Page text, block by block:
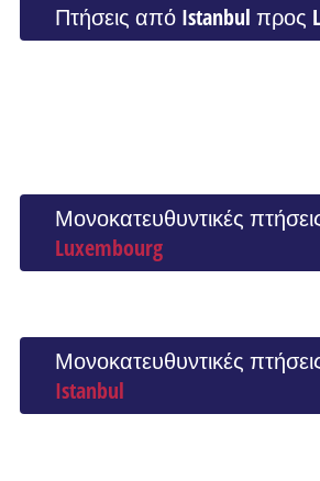
Πτήσεις από Istanbul προς
Μονοκατευθυντικές
Luxembourg
Μονοκατευθυντικές
Istanbul